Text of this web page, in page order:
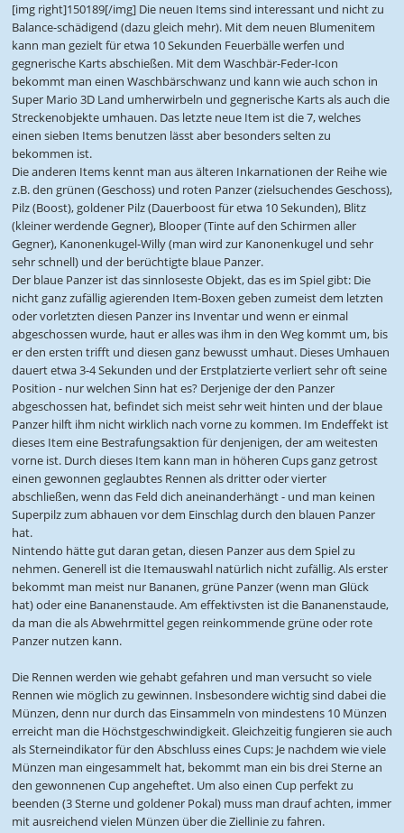
[img right]150189[/img] Die neuen Items sind interessant und nicht zu
Balance-schädigend (dazu gleich mehr). Mit dem neuen Blumenitem
kann man gezielt für etwa 10 Sekunden Feuerbälle werfen und
gegnerische Karts abschießen. Mit dem Waschbär-Feder-Icon
bekommt man einen Waschbärschwanz und kann wie auch schon in
Super Mario 3D Land umherwirbeln und gegnerische Karts als auch die
Streckenobjekte umhauen. Das letzte neue Item ist die 7, welches
einen sieben Items benutzen lässt aber besonders selten zu
bekommen ist.
Die anderen Items kennt man aus älteren Inkarnationen der Reihe wie
z.B. den grünen (Geschoss) und roten Panzer (zielsuchendes Geschoss),
Pilz (Boost), goldener Pilz (Dauerboost für etwa 10 Sekunden), Blitz
(kleiner werdende Gegner), Blooper (Tinte auf den Schirmen aller
Gegner), Kanonenkugel-Willy (man wird zur Kanonenkugel und sehr
sehr schnell) und der berüchtigte blaue Panzer.
Der blaue Panzer ist das sinnloseste Objekt, das es im Spiel gibt: Die
nicht ganz zufällig agierenden Item-Boxen geben zumeist dem letzten
oder vorletzten diesen Panzer ins Inventar und wenn er einmal
abgeschossen wurde, haut er alles was ihm in den Weg kommt um, bis
er den ersten trifft und diesen ganz bewusst umhaut. Dieses Umhauen
dauert etwa 3-4 Sekunden und der Erstplatzierte verliert sehr oft seine
Position - nur welchen Sinn hat es? Derjenige der den Panzer
abgeschossen hat, befindet sich meist sehr weit hinten und der blaue
Panzer hilft ihm nicht wirklich nach vorne zu kommen. Im Endeffekt ist
dieses Item eine Bestrafungsaktion für denjenigen, der am weitesten
vorne ist. Durch dieses Item kann man in höheren Cups ganz getrost
einen gewonnen geglaubtes Rennen als dritter oder vierter
abschließen, wenn das Feld dich aneinanderhängt - und man keinen
Superpilz zum abhauen vor dem Einschlag durch den blauen Panzer
hat.
Nintendo hätte gut daran getan, diesen Panzer aus dem Spiel zu
nehmen. Generell ist die Itemauswahl natürlich nicht zufällig. Als erster
bekommt man meist nur Bananen, grüne Panzer (wenn man Glück
hat) oder eine Bananenstaude. Am effektivsten ist die Bananenstaude,
da man die als Abwehrmittel gegen reinkommende grüne oder rote
Panzer nutzen kann.
Die Rennen werden wie gehabt gefahren und man versucht so viele
Rennen wie möglich zu gewinnen. Insbesondere wichtig sind dabei die
Münzen, denn nur durch das Einsammeln von mindestens 10 Münzen
erreicht man die Höchstgeschwindigkeit. Gleichzeitig fungieren sie auch
als Sterneindikator für den Abschluss eines Cups: Je nachdem wie viele
Münzen man eingesammelt hat, bekommt man ein bis drei Sterne an
den gewonnenen Cup angeheftet. Um also einen Cup perfekt zu
beenden (3 Sterne und goldener Pokal) muss man drauf achten, immer
mit ausreichend vielen Münzen über die Ziellinie zu fahren.